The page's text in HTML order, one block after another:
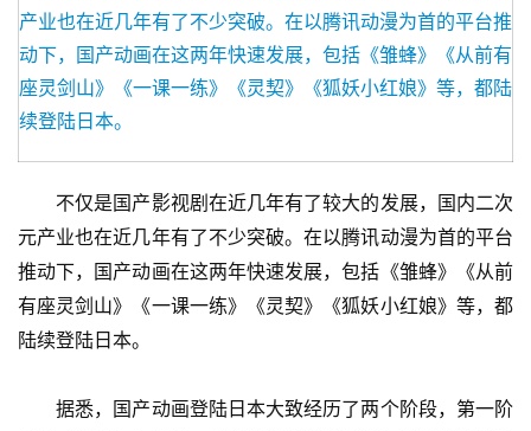
游
茶
原
创
游
界
手
机
不仅是国产影视剧在近几年有了较大的发展，国内二次
元产业也在近几年有了不少突破。在以腾讯动漫为首的平台
推动下，国产动画在这两年快速发展，包括《雏蜂》《从前
有座灵剑山》《一课一练》《灵契》《狐妖小红娘》等，都
陆续登陆日本。
据悉，国产动画登陆日本大致经历了两个阶段，第一阶